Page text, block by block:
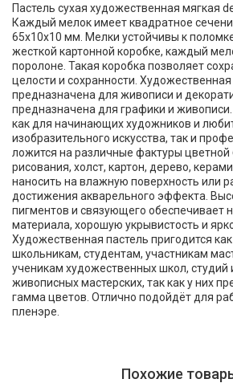
Пастель сухая художественная мягкая
Каждый мелок имеет квадратное
65x10x10 мм. Мелки устойчивы к
жесткой картонной коробке, каждый
поролоне. Такая коробка позволяет
целости и сохранности. Художественная
предназначена для живописи и
предназначена для графики и
как для начинающих художников и
изобразительного искусства, так и
ложится на различные фактуры цветной
рисования, холст, картон, дерево,
наносить на влажную поверхность или
достижения акварельного эффекта.
пигментов и связующего обеспечивает
материала, хорошую укрывистость и
Художественная пастель пригодится
школьникам, студентам, участникам
ученикам художественных школ, студий
живописных мастерских, так как у них
гамма цветов. Отлично подойдёт для
пленэре.
Похожие